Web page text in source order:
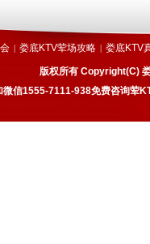
| 娄底KTV荤场攻略 | 娄底KTV
版权所有 Copyright(C)
微信1555-7111-938免费咨询荤